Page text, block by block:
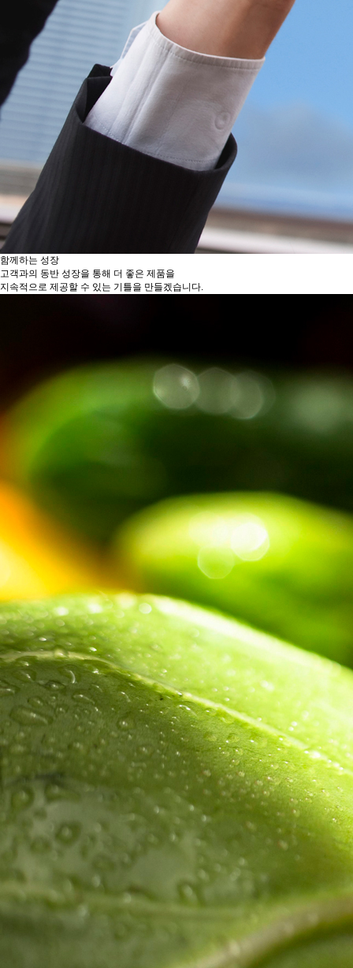
함께하는 성장
고객과의 동반 성장을 통해 더 좋은 제품을
지속적으로 제공할 수 있는 기틀을 만들겠습니다.